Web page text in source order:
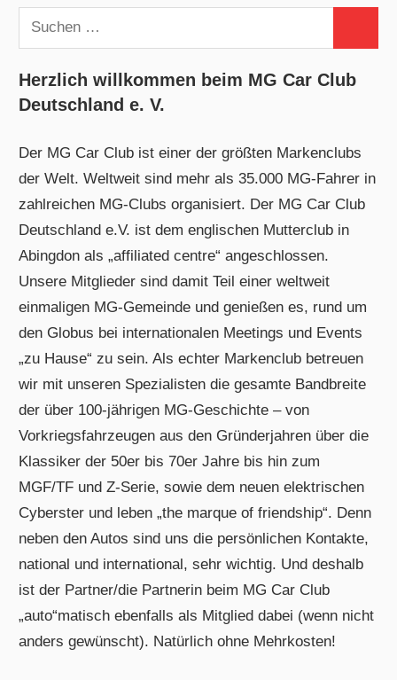
Suchen
nach:
Herzlich willkommen beim MG Car Club
Deutschland e. V.
Der MG Car Club ist einer der größten Markenclubs
der Welt. Weltweit sind mehr als 35.000 MG-Fahrer in
zahlreichen MG-Clubs organisiert. Der MG Car Club
Deutschland e.V. ist dem englischen Mutterclub in
Abingdon als „affiliated centre“ angeschlossen.
Unsere Mitglieder sind damit Teil einer weltweit
einmaligen MG-Gemeinde und genießen es, rund um
den Globus bei internationalen Meetings und Events
„zu Hause“ zu sein. Als echter Markenclub betreuen
wir mit unseren Spezialisten die gesamte Bandbreite
der über 100-jährigen MG-Geschichte – von
Vorkriegsfahrzeugen aus den Gründerjahren über die
Klassiker der 50er bis 70er Jahre bis hin zum
MGF/TF und Z-Serie, sowie dem neuen elektrischen
Cyberster und leben „the marque of friendship“. Denn
neben den Autos sind uns die persönlichen Kontakte,
national und international, sehr wichtig. Und deshalb
ist der Partner/die Partnerin beim MG Car Club
„auto“matisch ebenfalls als Mitglied dabei (wenn nicht
anders gewünscht). Natürlich ohne Mehrkosten!